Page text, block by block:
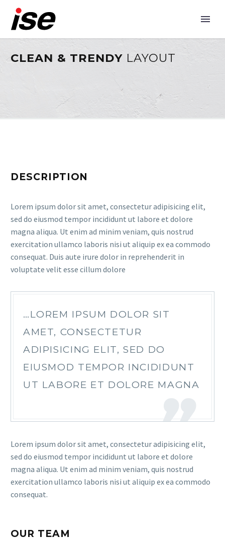
CLEAN & TRENDY LAYOUT
DESCRIPTION
Lorem ipsum dolor sit amet, consectetur adipisicing elit,
sed do eiusmod tempor incididunt ut labore et dolore
magna aliqua. Ut enim ad minim veniam, quis nostrud
exercitation ullamco laboris nisi ut aliquip ex ea commodo
consequat. Duis aute irure dolor in reprehenderit in
voluptate velit esse cillum dolore
…LOREM IPSUM DOLOR SIT
AMET, CONSECTETUR
ADIPISICING ELIT, SED DO
EIUSMOD TEMPOR INCIDIDUNT
UT LABORE ET DOLORE MAGNA
Lorem ipsum dolor sit amet, consectetur adipisicing elit,
sed do eiusmod tempor incididunt ut labore et dolore
magna aliqua. Ut enim ad minim veniam, quis nostrud
exercitation ullamco laboris nisi ut aliquip ex ea commodo
consequat.
OUR TEAM